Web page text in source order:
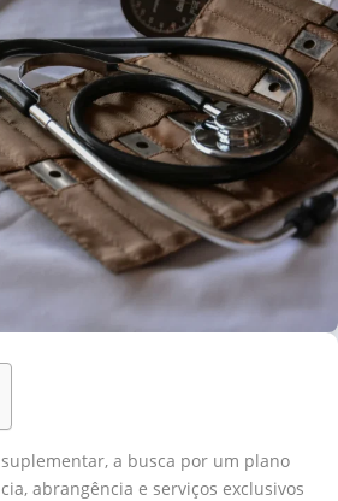
a busca por um plano
abrangência e serviços exclusivos